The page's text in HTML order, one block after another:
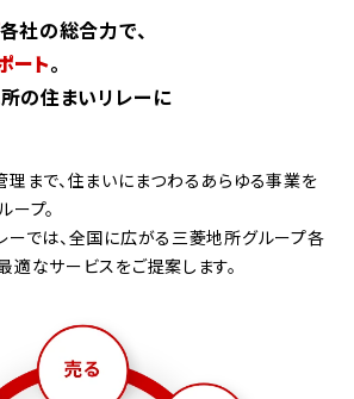
各社の総合力で、
ート。
の住まいリレーに
まで、住まいにまつわるあらゆる事業を
プ。
ーでは、全国に広がる三菱地所グループ各
なサービスをご提案します。